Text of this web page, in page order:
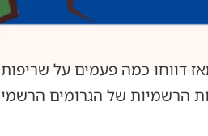
דווחו כמה פעמים על שריפות
הרשמיות של הגרומים